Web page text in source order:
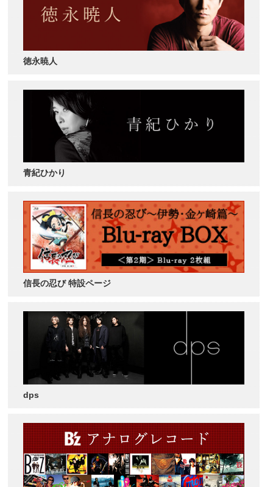
徳永暁人
青紀ひかり
信長の忍び 特設ページ
dps